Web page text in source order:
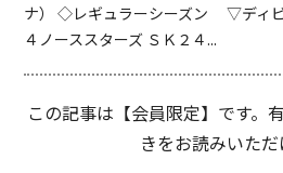
ナ） ◇レギュラーシーズン ▽ディビ
４ノーススターズ ＳＫ２４...
この記事は【会員限定】です。
きをお読みいただ